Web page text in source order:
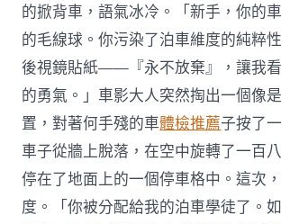
的掀背車，語氣冰冷。「新手，你的
的毛線球。你污染了泊車維度的純粹
後視鏡貼紙——『永不放棄』，讓我
的勇氣。」車影大人突然掏出一個像
置，對著何手殘的車體檢推薦子按了
車子從牆上脫落，在空中旋轉了一百
停在了地面上的一個停車格中。這
度。「你被分配給我的泊車學徒了。